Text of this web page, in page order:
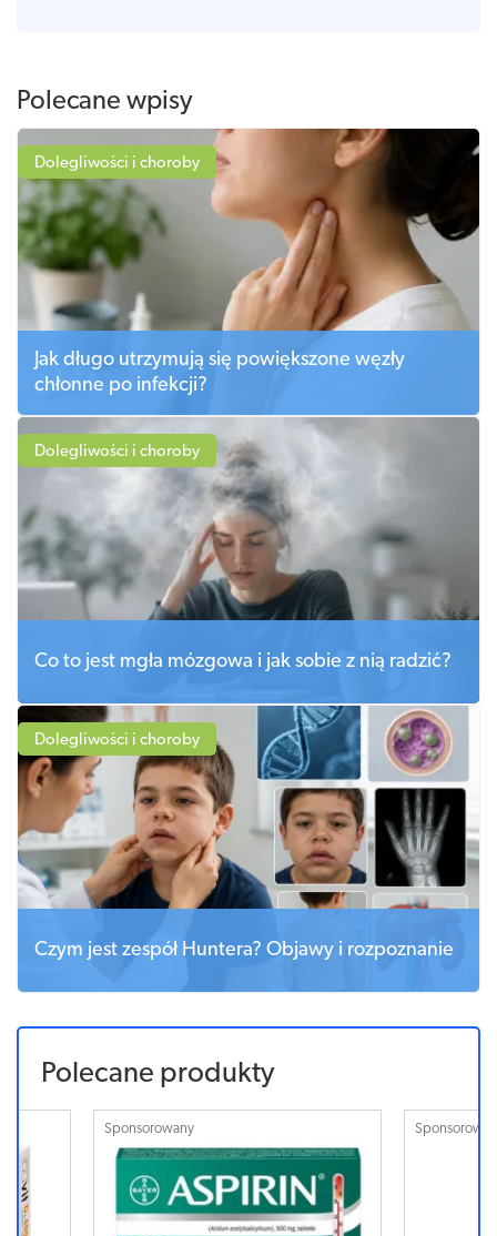
Polecane wpisy
Dolegliwości i choroby
Jak długo utrzymują się powiększone węzły
chłonne po infekcji?
Dolegliwości i choroby
Co to jest mgła mózgowa i jak sobie z nią radzić?
Dolegliwości i choroby
Czym jest zespół Huntera? Objawy i rozpoznanie
Polecane produkty
Sponsorowany